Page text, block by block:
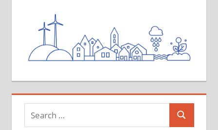
Search
for:
Search